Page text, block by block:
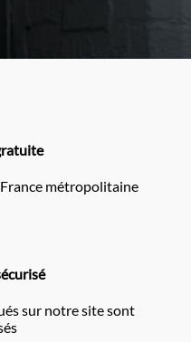
métropolitaine
sur notre site sont